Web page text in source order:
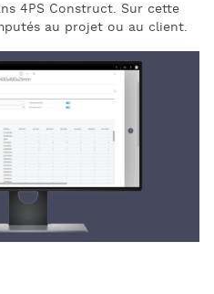
4PS Construct. Sur cette
au projet ou au client.